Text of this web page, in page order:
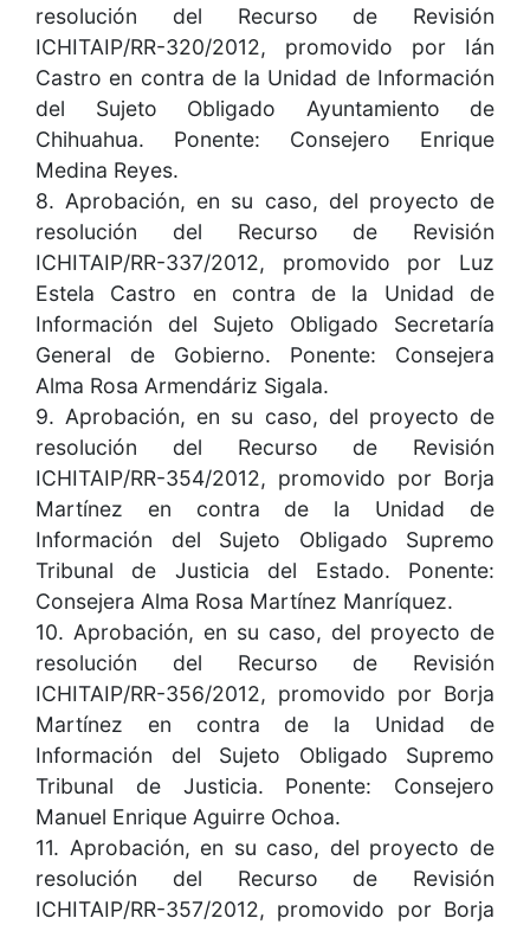
resolución del Recurso de Revisión
ICHITAIP/RR-320/2012, promovido por Ián
Castro en contra de la Unidad de Información
del Sujeto Obligado Ayuntamiento de
Chihuahua. Ponente: Consejero Enrique
Medina Reyes.
8. Aprobación, en su caso, del proyecto de
resolución del Recurso de Revisión
ICHITAIP/RR-337/2012, promovido por Luz
Estela Castro en contra de la Unidad de
Información del Sujeto Obligado Secretaría
General de Gobierno. Ponente: Consejera
Alma Rosa Armendáriz Sigala.
9. Aprobación, en su caso, del proyecto de
resolución del Recurso de Revisión
ICHITAIP/RR-354/2012, promovido por Borja
Martínez en contra de la Unidad de
Información del Sujeto Obligado Supremo
Tribunal de Justicia del Estado. Ponente:
Consejera Alma Rosa Martínez Manríquez.
10. Aprobación, en su caso, del proyecto de
resolución del Recurso de Revisión
ICHITAIP/RR-356/2012, promovido por Borja
Martínez en contra de la Unidad de
Información del Sujeto Obligado Supremo
Tribunal de Justicia. Ponente: Consejero
Manuel Enrique Aguirre Ochoa.
11. Aprobación, en su caso, del proyecto de
resolución del Recurso de Revisión
ICHITAIP/RR-357/2012, promovido por Borja